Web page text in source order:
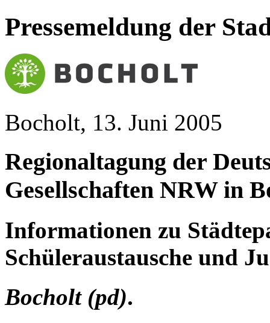
Pressemeldung der
Bocholt, 13. Juni 2005
Regionaltagung der
Gesellschaften NRW in
Informationen zu
Schüleraustausche und
Bocholt (pd).